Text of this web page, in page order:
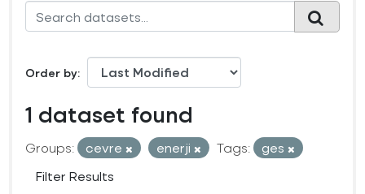
Order by
1 dataset found
Groups: cevre enerji Tags:
ges
Filter Results